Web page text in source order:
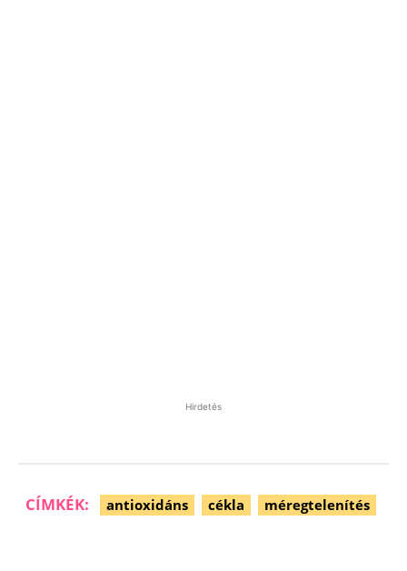
Hirdetés
CÍMKÉK: antioxidáns cékla méregtelenítés